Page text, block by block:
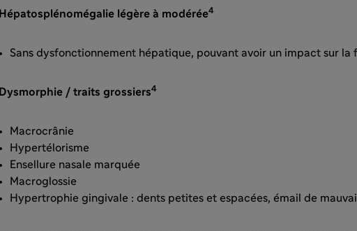
Hépatosplénomégalie légère à modérée4
Sans dysfonctionnement hépatique, pouvant avoir un impact sur la
Dysmorphie / traits grossiers4
Macrocrânie
Hypertélorisme
Ensellure nasale marquée
Macroglossie
Hypertrophie gingivale : dents petites et espacées, émail de